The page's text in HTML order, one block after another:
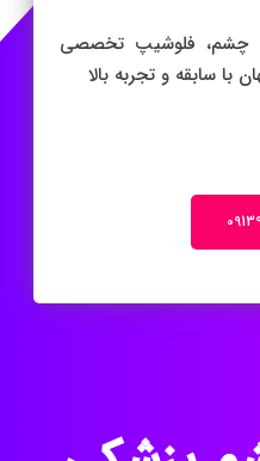
چشم، فلوشیپ تخصصی
با سابقه و تجربه بالا